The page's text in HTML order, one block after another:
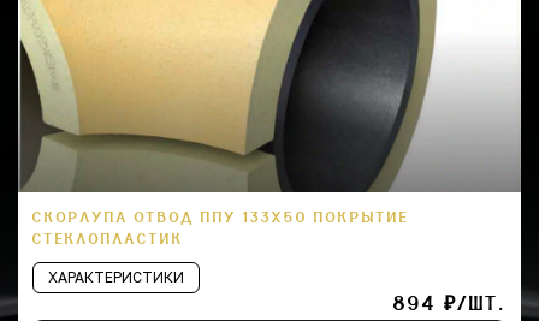
СКОРЛУПА ОТВОД ППУ 133Х50 ПОКРЫТИЕ
СТЕКЛОПЛАСТИК
ХАРАКТЕРИСТИКИ
894 ₽/ШТ.